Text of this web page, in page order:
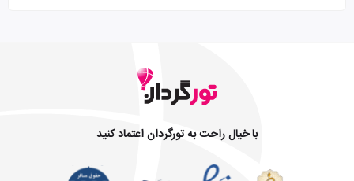
با خیال راحت به تورگردان اعتماد کنید